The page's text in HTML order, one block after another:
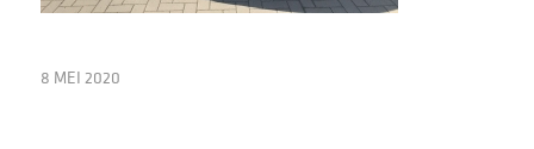
8 MEI 2020